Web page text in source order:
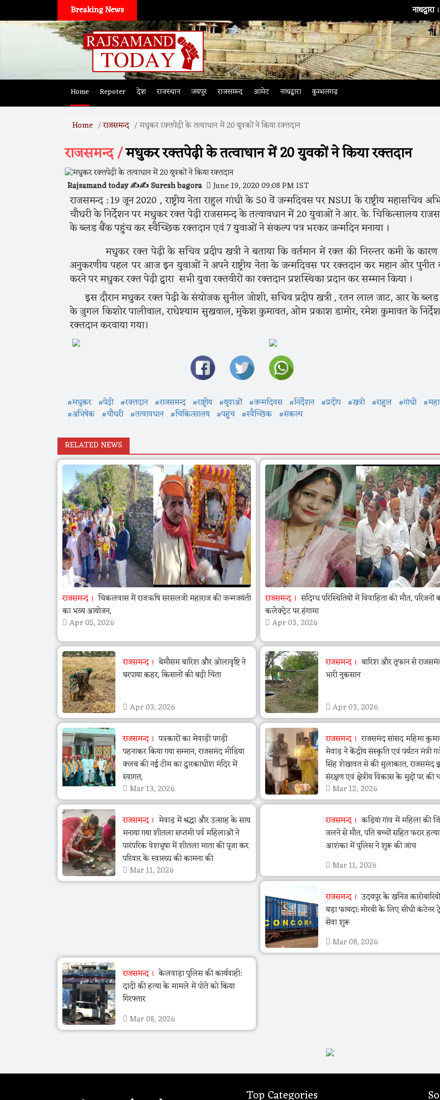
Breaking News ।
Home Repoter देश राजस्थान जयपुर राजसमन्द आमेट नाथद्वारा कुम्भलगढ़
Home राजसमन्द मधुकर रक्तपेढ़ी के तत्वाधान में 20 युवकों ने किया रक्तदान
राजसमन्द /मधुकर रक्तपेढ़ी के तत्वाधान में 20 युवकों ने किया रक्तदान
Rajsamand today ✍️✍️ Suresh bagora June 19, 2020 09:08 PM IST
राजसमन्द : 19 जून 2020 , राष्ट्रीय नेता राहुल गांधी के 50 वें जन्मदिवस पर NSUI के राष्ट्रीय महासचिव
चौधरी के निर्देशन पर मधुकर रक्त पेढ़ी राजसमन्द के तत्वावधान में 20 युवाओं ने आर. के. चिकित्सालय
के ब्लड बैंक पहुंच कर स्वैच्छिक रक्तदान एवं 7 युवाओं ने संकल्प पत्र भरकर जन्मदिन मनाया ।
मधुकर रक्त पेढ़ी के सचिव प्रदीप खत्री ने बताया कि वर्तमान में रक्त की निरन्तर कमी के
अनुकरणीय पहल पर आज इन युवाओं ने अपने राष्ट्रीय नेता के जन्मदिवस पर रक्तदान कर महान ओर पुनीत
करने पर मधुकर रक्त पेढ़ी द्वारा सभी युवा रक्तवीरों का रक्तदान प्रशस्थिका प्रदान कर सम्मान किया ।
इस दौरान मधुकर रक्त पेढ़ी के संयोजक सुनील जोशी, सचिव प्रदीप खत्री , रतन लाल जाट, आर के
के जुगल किशोर पालीवाल, राधेश्याम सुखवाल, मुकेश कुमावत, ओम प्रकाश डामोर, रमेश कुमावत के
रक्तदान करवाया गया।
#मधुकर #पेढ़ी #रक्तदान #राजसमन्द #राष्ट्रीय #युवाओं #जन्मदिवस #निर्देशन #प्रदीप #खत्री #राहुल #गांधी
#अभिषेक #चौधरी #तत्वावधान #चिकित्सालय #पहुंच #स्वैच्छिक #संकल्प
RELATED NEWS
राजसमन्द
चिकलवास में राजऋषि सरसलजी महाराज की जन्मजयंती
का भव्य आयोजन,
Apr 05, 2026
राजसमन्द
संदिग्ध परिस्थितियों में विवाहिता की मौत, परिजनों
कलेक्ट्रेट पर हंगामा
Apr 03, 2026
राजसमन्द
बेमौसम बारिश और ओलावृष्टि ने
बरपाया कहर, किसानों की बढ़ी चिंता
Apr 03, 2026
राजसमन्द
बारिश और तूफान से
भारी नुकसान
Apr 03, 2026
राजसमन्द
पत्रकारों का मेवाड़ी पगड़ी
पहनाकर किया गया सम्मान, राजसमंद मीडिया
क्लब की नई टीम का द्वारकाधीश मंदिर में
स्वागत,
Mar 13, 2026
राजसमन्द
राजसमंद सांसद महिमा
मेवाड़ ने केंद्रीय संस्कृति एवं पर्यटन मंत्री
सिंह शेखावत से की मुलाकात, राजसमंद
संरक्षण एवं क्षेत्रीय विकास के मुद्दों पर की
Mar 12, 2026
राजसमन्द
मेवाड़ में श्रद्धा और उत्साह के साथ
मनाया गया शीतला सप्तमी पर्व महिलाओं ने
पारंपरिक वेशभूषा में शीतला माता की पूजा कर
परिवार के स्वास्थ्य की कामना की
Mar 11, 2026
राजसमन्द
कड़ियां गांव में महिला की
जलने से मौत, पति बच्चों सहित फरार
आशंका में पुलिस ने शुरू की जांच
Mar 11, 2026
राजसमन्द
उदयपुर के खनिज
बड़ा फायदा: मोरबी के लिए सीधी कंटेनर
सेवा शुरू
Mar 08, 2026
राजसमन्द
केलवाड़ा पुलिस की कार्यवाही:
दादी की हत्या के मामले में पोते को किया
गिरफ्तार
Mar 08, 2026
Top Categories